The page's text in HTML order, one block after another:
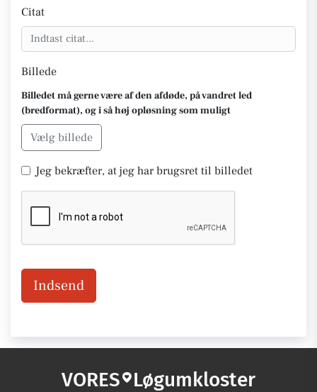
Citat
Billede
Billedet må gerne være af den afdøde, på vandret led
(bredformat), og i så høj opløsning som muligt
Vælg billede
Jeg bekræfter, at jeg har brugsret til billedet
Indsend
VORES Løgumkloster